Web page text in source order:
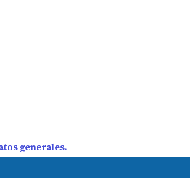
generales.